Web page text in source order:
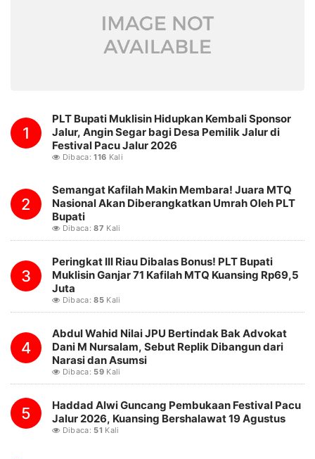
1
PLT Bupati Muklisin Hidupkan Kembali Sponsor
Jalur, Angin Segar bagi Desa Pemilik Jalur di
Festival Pacu Jalur 2026
Dibaca:116 Kali
2
Semangat Kafilah Makin Membara! Juara MTQ
Nasional Akan Diberangkatkan Umrah Oleh PLT
Bupati
Dibaca:87 Kali
3
Peringkat III Riau Dibalas Bonus! PLT Bupati
Muklisin Ganjar 71 Kafilah MTQ Kuansing Rp69,5
Juta
Dibaca:85Kali
4
Abdul Wahid Nilai JPU Bertindak Bak Advokat
Dani M Nursalam, Sebut Replik Dibangun dari
Narasi dan Asumsi
Dibaca: 59Kali
5
Haddad Alwi Guncang Pembukaan Festival Pacu
Jalur 2026, Kuansing Bershalawat 19 Agustus
Dibaca: 51 Kali